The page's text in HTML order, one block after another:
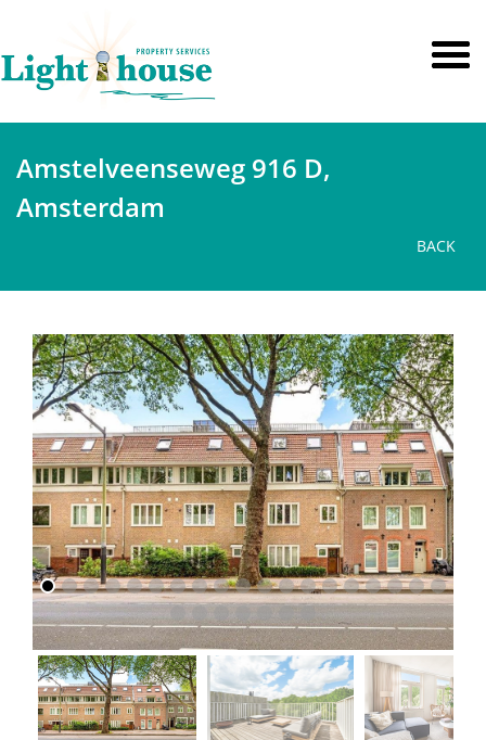
Amstelveenseweg 916 D,
Amsterdam
BACK
previous next
previous next